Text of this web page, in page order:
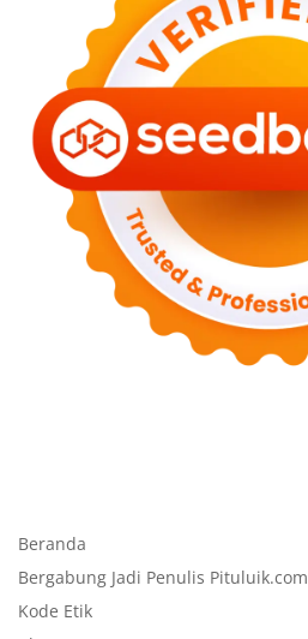
Beranda
Bergabung Jadi Penulis Pituluik.com
Kode Etik